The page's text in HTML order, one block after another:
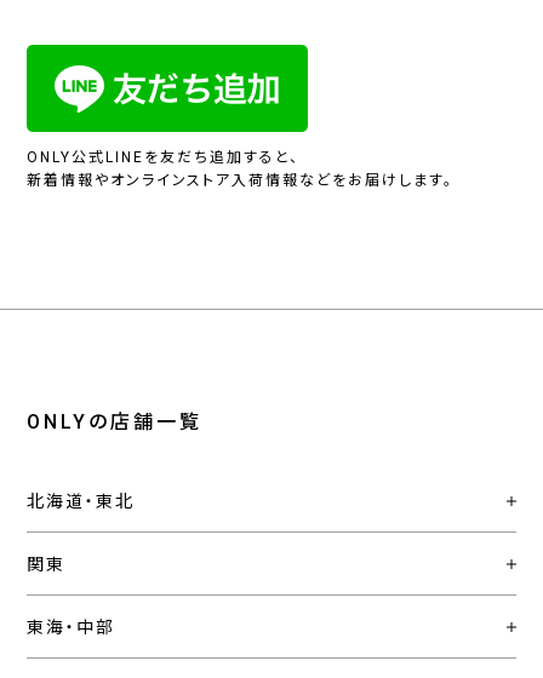
ONLY公式LINEを友だち追加すると、
新着情報やオンラインストア入荷情報などをお届けします。
ONLYの店舗一覧
北海道・東北
関東
東海・中部